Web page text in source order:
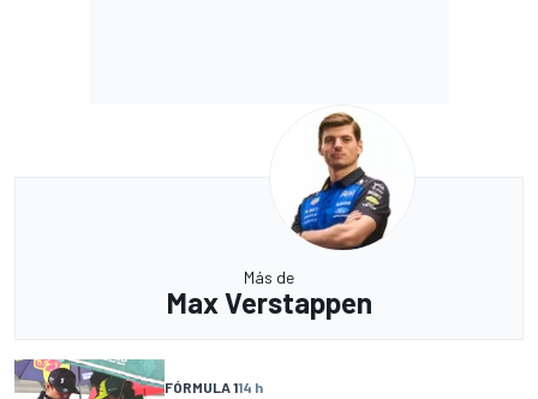
Más de
Max Verstappen
FÓRMULA 114 h